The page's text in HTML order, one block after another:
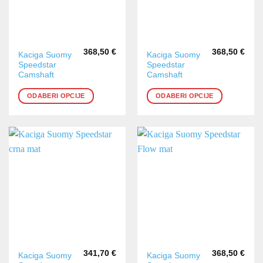
Kaciga Suomy
Speedstar
Camshaft
368,50 €
ODABERI OPCIJE
Ovaj
proizvod
ima
više
varijanti.
mogu
odabrati
Kaciga Suomy
Speedstar
Camshaft
368,50 €
ODABERI OPCIJE
Ovaj
proizvod
ima
više
varijanti.
mogu
odabrati
Kaciga Suomy
341,70 €
Ovaj
Kaciga Suomy
368,50 €
Ovaj